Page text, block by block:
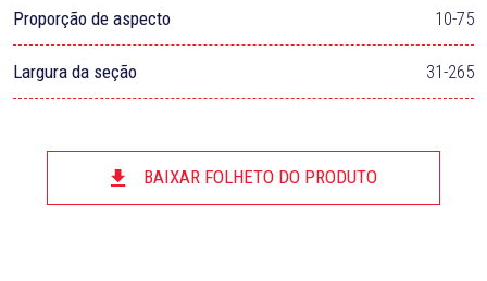
Proporção de aspecto 10-75
Largura da seção 31-265
BAIXAR FOLHETO DO PRODUTO